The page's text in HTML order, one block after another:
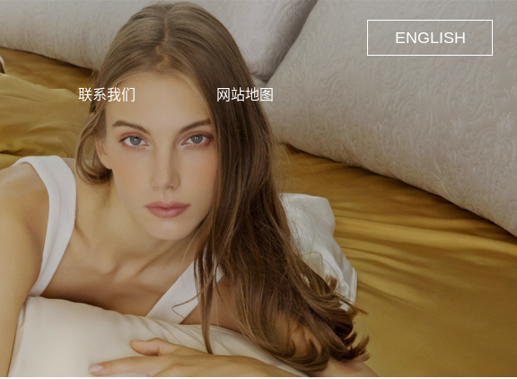
联系我们 网站地图
ENGLISH